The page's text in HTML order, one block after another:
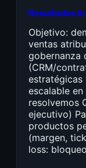
Resultados &
Objetivo:
ventas
gobernanza
(CRM/
estratégicas
escalable
resolvemos
ejecutivo)
productos
(margen,
loss: